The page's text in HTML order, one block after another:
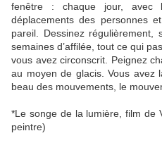
fenêtre : chaque jour, avec
déplacements des personnes
pareil. Dessinez régulièrement,
semaines d’affilée, tout ce qui
vous avez circonscrit. Peignez
au moyen de glacis. Vous avez
beau des mouvements, le
*Le songe de la lumière, film de
peintre)